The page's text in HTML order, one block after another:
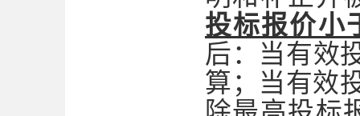
投标报价小
后：当有效
算；当有效